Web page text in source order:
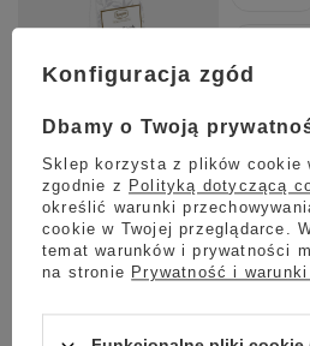
Zielona herbata Ronnefeldt
5.00 5 opinie
47,99 zł
Konfiguracja zgód
Dbamy o Twoją
Sklep korzysta z plików cookie
zgodnie z Polityką dotyczącą
określić warunki
cookie w Twojej przeglądarce.
temat warunków i prywatności
na stronie Prywatność i warunki